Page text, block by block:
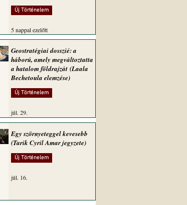
Új Történelem
5 nappal ezelőtt
Geostratégiai dosszié: a
háború, amely megváltoztatta
a hatalom földrajzát (Laala
Bechetoula elemzése)
Új Történelem
júl. 29.
Egy szörnyeteggel kevesebb
(Tarik Cyril Amar jegyzete)
Új Történelem
júl. 16.